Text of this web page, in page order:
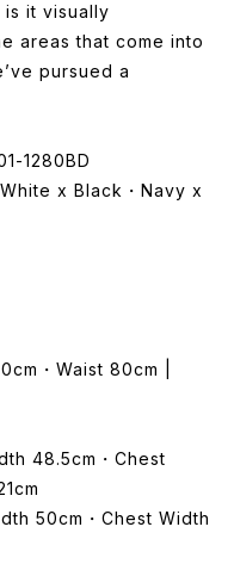
is it visually
areas that come into
pursued a
1280BD
x Black・Navy x
・Waist 80cm |
48.5cm・Chest
50cm・Chest Width